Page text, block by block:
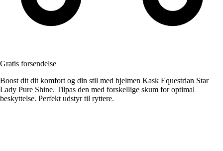
Gratis forsendelse
Boost dit dit komfort og din stil med hjelmen Kask Equestrian Star
Lady Pure Shine. Tilpas den med forskellige skum for optimal
beskyttelse. Perfekt udstyr til ryttere.